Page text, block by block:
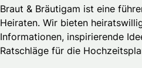
Braut & Bräutigam ist eine
Heiraten. Wir bieten
Informationen, inspirierende
Ratschläge für die